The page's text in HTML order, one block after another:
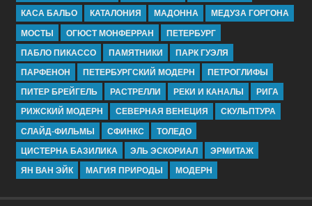
КАСА БАЛЬО
КАТАЛОНИЯ МАДОННА
МЕДУЗА ГОРГОНА
МОСТЫ
ОГЮСТ МОНФЕРРАН
ПЕТЕРБУРГ
ПАБЛО ПИКАССО
ПАМЯТНИКИ
ПАРК ГУЭЛЯ
ПАРФЕНОН
ПЕТЕРБУРГСКИЙ МОДЕРН
ПЕТРОГЛИФЫ
ПИТЕР БРЕЙГЕЛЬ
РАСТРЕЛЛИ РЕКИ И КАНАЛЫ
РИГА
РИЖСКИЙ МОДЕРН
СЕВЕРНАЯ ВЕНЕЦИЯ
СКУЛЬПТУРА
СЛАЙД-ФИЛЬМЫ
СФИНКС
ТОЛЕДО
ЦИСТЕРНА БАЗИЛИКА
ЭЛЬ ЭСКОРИАЛ
ЭРМИТАЖ
ЯН ВАН ЭЙК
МАГИЯ ПРИРОДЫ МОДЕРН